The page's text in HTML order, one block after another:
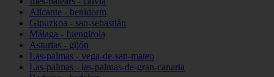
Alicante - benidorm
Gipuzkoa - san-sebastián
Málaga - fuengirola
Asturias - gijón
Las-palmas - vega-de-san-mateo
Las-palmas - las-palmas-de-gran-canaria